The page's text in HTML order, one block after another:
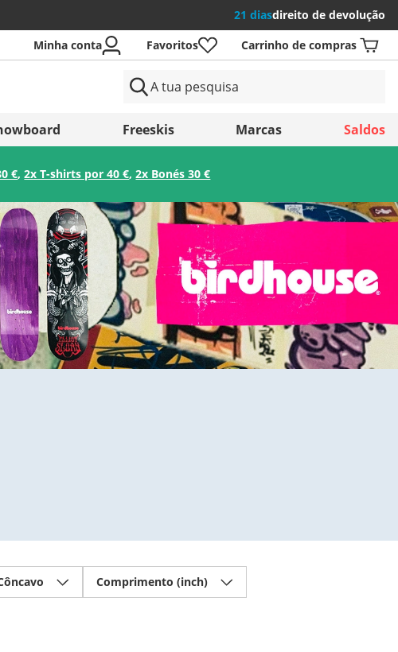
21 diasdireito de devolução
Guardar
Minha conta Favoritos Carrinho de compras
Freeskis Marcas Saldos
€,2x T-shirts por 40 €,2x Bonés 30 €
Comprimento (inch)